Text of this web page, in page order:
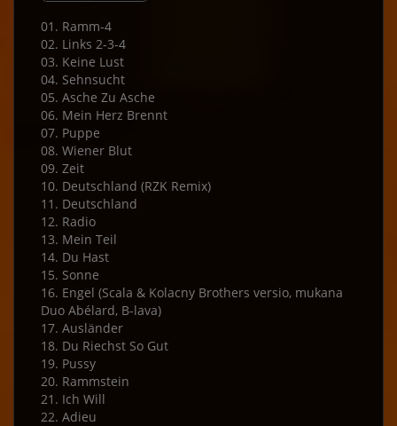
01. Ramm-4
02. Links 2-3-4
03. Keine Lust
04. Sehnsucht
05. Asche Zu Asche
06. Mein Herz Brennt
07. Puppe
08. Wiener Blut
09. Zeit
10. Deutschland (RZK Remix)
11. Deutschland
12. Radio
13. Mein Teil
14. Du Hast
15. Sonne
16. Engel (Scala & Kolacny Brothers versio, mukana
Duo Abélard, B-lava)
17. Ausländer
18. Du Riechst So Gut
19. Pussy
20. Rammstein
21. Ich Will
22. Adieu